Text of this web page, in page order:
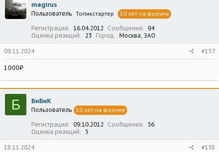
magirus
Пользователь Топикстартер 10 лет на форуме
Регистрация 16.04.2012 Сообщения
94
Оценка реакций
23 Город Москва, ЗАО
09.11.2024 #157
1000₽
Б БиБиК
Пользователь 10 лет на форуме
Регистрация 09.10.2012 Сообщения
56
Оценка реакций
5
18.11.2024 #158